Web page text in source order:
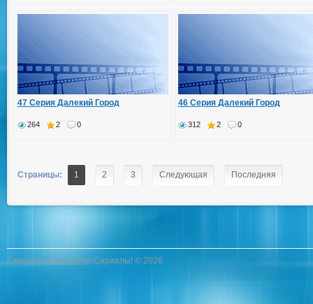
47 Серия Далекий Город
264 2 0
46 Серия Далекий Город
312 2 0
Страницы: 1 2 3 Следующая Последняя
Смотреть Бесплатно Сериалы! © 2026